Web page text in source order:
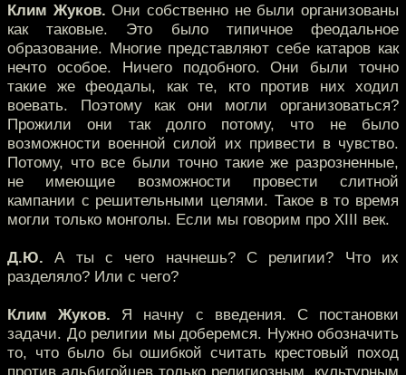
Клим Жуков. Они собственно не были организованы
как таковые. Это было типичное феодальное
образование. Многие представляют себе катаров как
нечто особое. Ничего подобного. Они были точно
такие же феодалы, как те, кто против них ходил
воевать. Поэтому как они могли организоваться?
Прожили они так долго потому, что не было
возможности военной силой их привести в чувство.
Потому, что все были точно такие же разрозненные,
не имеющие возможности провести слитной
кампании с решительными целями. Такое в то время
могли только монголы. Если мы говорим про XIII век.
Д.Ю. А ты с чего начнешь? С религии? Что их
разделяло? Или с чего?
Клим Жуков. Я начну с введения. С постановки
задачи. До религии мы доберемся. Нужно обозначить
то, что было бы ошибкой считать крестовый поход